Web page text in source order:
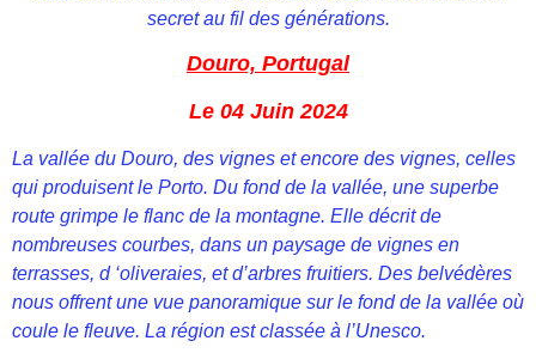
secret au fil des générations.
Douro, Portugal
Le 04 Juin 2024
La vallée du Douro, des vignes et encore des vignes, celles
qui produisent le Porto. Du fond de la vallée, une superbe
route grimpe le flanc de la montagne. Elle décrit de
nombreuses courbes, dans un paysage de vignes en
terrasses, d ‘oliveraies, et d’arbres fruitiers. Des belvédères
nous offrent une vue panoramique sur le fond de la vallée où
coule le fleuve. La région est classée à l’Unesco.